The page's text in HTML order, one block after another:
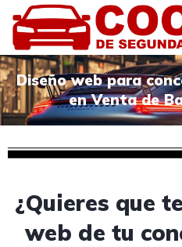
Diseño web para
en Venta de
¿Quieres que
web de tu